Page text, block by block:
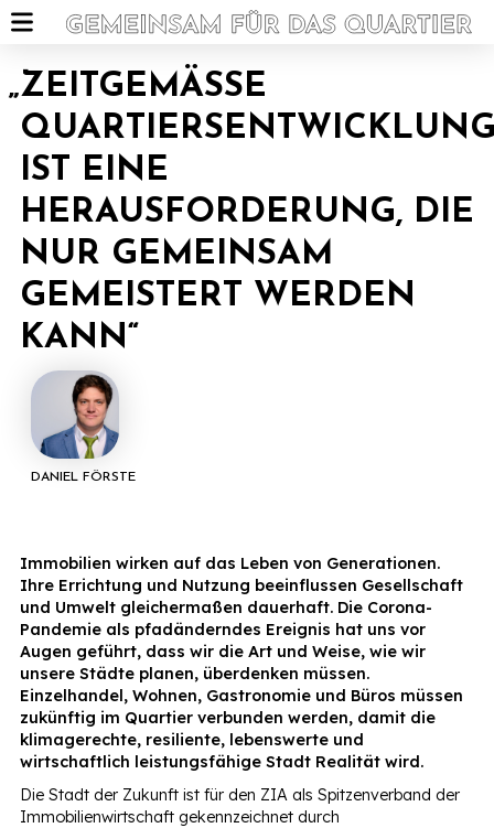
„ZEITGEMÄSSE Q
UARTIERSENTWICKLUNG
ST EINE H
ERAUSFORDERUNG, DIE N
UR GEMEINSAM G
EMEISTERT WERDEN K
ANN“
DANIEL FÖRSTE
Immobilien wirken auf das Leben von Generationen.
Ihre Errichtung und Nutzung beeinflussen Gesellschaft
und Umwelt gleichermaßen dauerhaft. Die Corona-
Pandemie als pfadänderndes Ereignis hat uns vor
Augen geführt, dass wir die Art und Weise, wie wir
unsere Städte planen, überdenken müssen.
Einzelhandel, Wohnen, Gastronomie und Büros müssen
zukünftig im Quartier verbunden werden, damit die
klimagerechte, resiliente, lebenswerte und
wirtschaftlich leistungsfähige Stadt Realität wird.
Die Stadt der Zukunft ist für den ZIA als Spitzenverband der
Immobilienwirtschaft gekennzeichnet durch